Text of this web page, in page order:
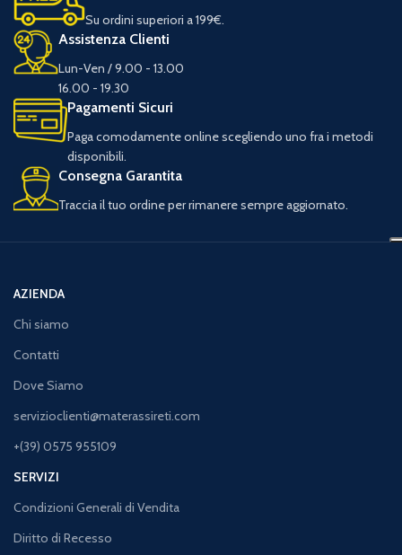
Su ordini superiori a 199€.
Assistenza Clienti
Lun-Ven / 9.00 - 13.00
16.00 - 19.30
Pagamenti Sicuri
Paga comodamente online scegliendo uno fra i metodi
disponibili.
Consegna Garantita
Traccia il tuo ordine per rimanere sempre aggiornato.
AZIENDA
Chi siamo
Contatti
Dove Siamo
servizioclienti@materassireti.com
+(39) 0575 955109
SERVIZI
Condizioni Generali di Vendita
Diritto di Recesso